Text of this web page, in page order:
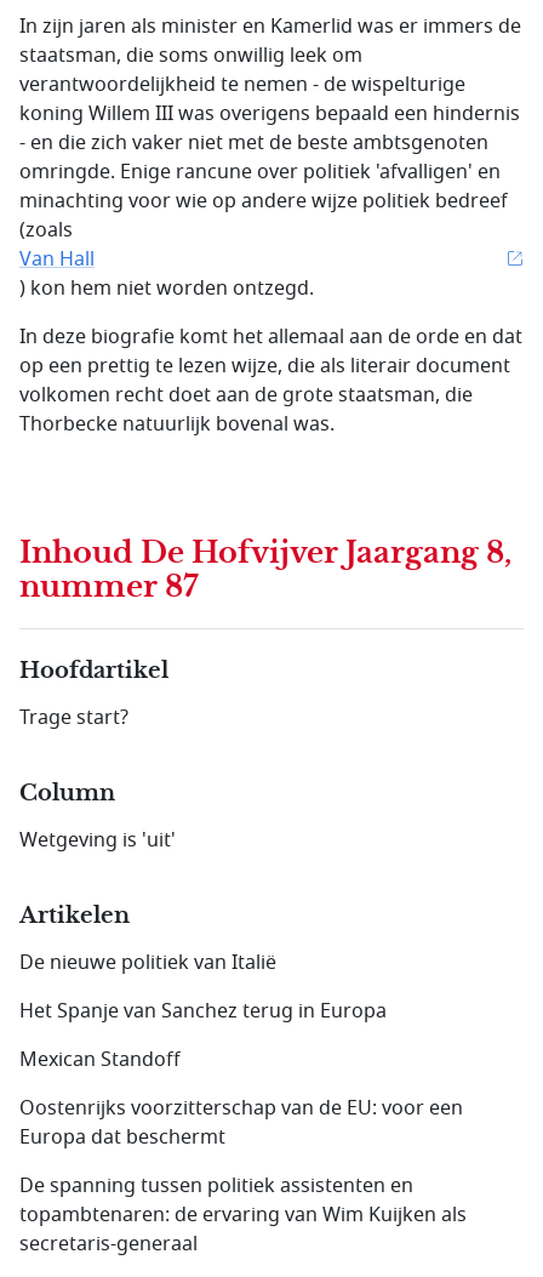
In zijn jaren als minister en Kamerlid was er immers de
staatsman, die soms onwillig leek om
verantwoordelijkheid te nemen - de wispelturige
koning Willem III was overigens bepaald een hindernis
- en die zich vaker niet met de beste ambtsgenoten
omringde. Enige rancune over politiek 'afvalligen' en
minachting voor wie op andere wijze politiek bedreef
(zoals
Van Hall
) kon hem niet worden ontzegd.
In deze biografie komt het allemaal aan de orde en dat
op een prettig te lezen wijze, die als literair document
volkomen recht doet aan de grote staatsman, die
Thorbecke natuurlijk bovenal was.
Inhoud De Hofvijver Jaargang 8,
nummer 87
Hoofdartikel
Trage start?
Column
Wetgeving is 'uit'
Artikelen
De nieuwe politiek van Italië
Het Spanje van Sanchez terug in Europa
Mexican Standoff
Oostenrijks voorzitterschap van de EU: voor een
Europa dat beschermt
De spanning tussen politiek assistenten en
topambtenaren: de ervaring van Wim Kuijken als
secretaris-generaal